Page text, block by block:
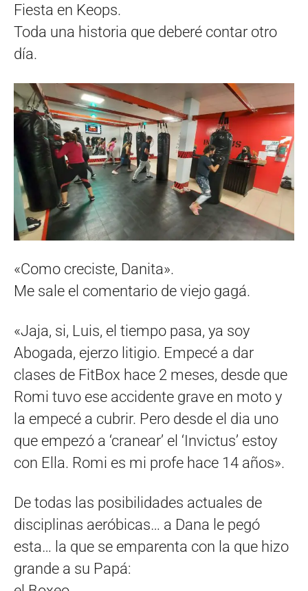
Fiesta en Keops.
Toda una historia que deberé contar otro
día.
«Como creciste, Danita».
Me sale el comentario de viejo gagá.
«Jaja, si, Luis, el tiempo pasa, ya soy
Abogada, ejerzo litigio. Empecé a dar
clases de FitBox hace 2 meses, desde que
Romi tuvo ese accidente grave en moto y
la empecé a cubrir. Pero desde el dia uno
que empezó a ‘cranear’ el ‘Invictus’ estoy
con Ella. Romi es mi profe hace 14 años».
De todas las posibilidades actuales de
disciplinas aeróbicas… a Dana le pegó
esta… la que se emparenta con la que hizo
grande a su Papá: